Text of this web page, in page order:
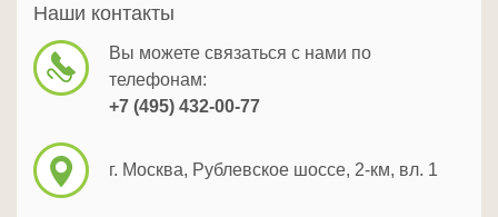
Наши контакты
Вы можете связаться с нами по
телефонам:
+7 (495) 432-00-77
г. Москва, Рублевское шоссе, 2-км, вл. 1